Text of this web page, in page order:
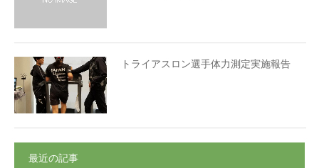
トライアスロン選手体力測定実施報告
最近の記事